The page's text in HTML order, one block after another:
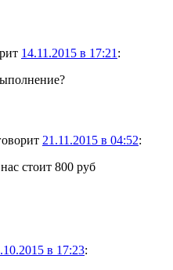
14.11.2015 в 17:21 :
21.11.2015 в 04:52:
стоит 800 руб
в 17:23: